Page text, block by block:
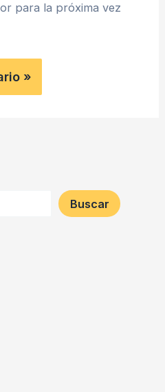
para la próxima vez
Buscar